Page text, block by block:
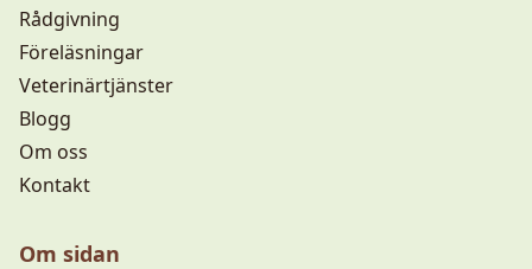
Rådgivning
Föreläsningar
Veterinärtjänster
Blogg
Om oss
Kontakt
Om sidan